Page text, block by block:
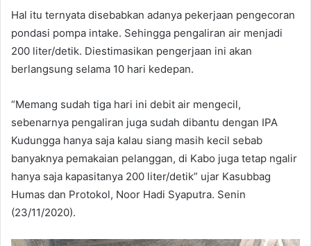
Hal itu ternyata disebabkan adanya pekerjaan pengecoran
pondasi pompa intake. Sehingga pengaliran air menjadi
200 liter/detik. Diestimasikan pengerjaan ini akan
berlangsung selama 10 hari kedepan.
“Memang sudah tiga hari ini debit air mengecil,
sebenarnya pengaliran juga sudah dibantu dengan IPA
Kudungga hanya saja kalau siang masih kecil sebab
banyaknya pemakaian pelanggan, di Kabo juga tetap ngalir
hanya saja kapasitanya 200 liter/detik” ujar Kasubbag
Humas dan Protokol, Noor Hadi Syaputra. Senin
(23/11/2020).